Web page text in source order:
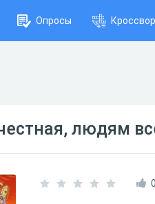
Опросы
людям
0